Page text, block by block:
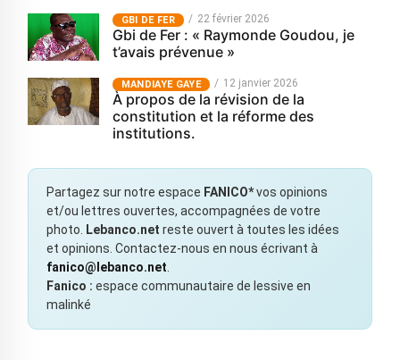
GBI DE FER 22 février 2026
Gbi de Fer : « Raymonde Goudou, je
t’avais prévenue »
MANDIAYE GAYE 12 janvier 2026
À propos de la révision de la
constitution et la réforme des
institutions.
Partagez sur notre espace FANICO*vos opinions
et/ou lettres ouvertes, accompagnées de votre
photo.
Lebanco.net reste ouvert à toutes les idées
et opinions. Contactez-nous en nous écrivant à
fanico@lebanco.net
Fanico : espace communautaire de lessive en
malinké